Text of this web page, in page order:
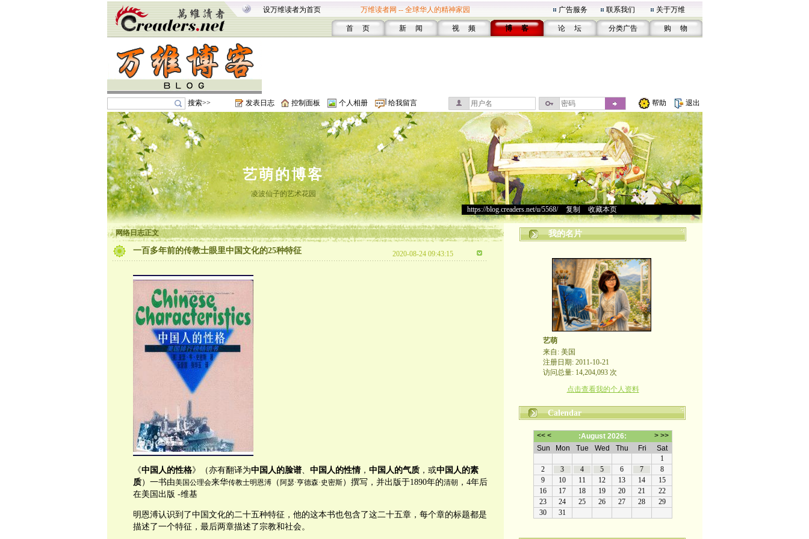
设万维读者为首页 万维读者网 -- 全球华人的精神家园 广告服务 联系我们 关于万维
首 页 新 闻 视 频 博 客 论 坛 分类广告 购 物
搜索>> 发表日志 控制面板 个人相册 给我留言 帮助 退出
艺萌的博客
凌波仙子的艺术花园
https://blog.creaders.net/u/5568/> 复制 收藏本页
网络日志正文
一百多年前的传教士眼里中国文化的25种特征 2020-08-24 09:43:15
《中国人的性格》（亦有翻译为中国人的脸谱、 中国人的性情， 中国人的气质，或中国人的素
质）一书由美国公理会来华传教士明恩溥（ 阿瑟·亨德森·史密斯）撰写，并出版于1890年的清朝 ，4年后
在美国出版 -维基
明恩溥认识到了中国文化的二十五种特征，他的这本书也包含了这二十五章，每个章的标题都是
描述了一个特征，最后两章描述了宗教和社会。
我的名片
艺萌
来自: 美国
注册日期: 2011-10-21
访问总量: 14,204,093 次
点击查看我的个人资料
Calendar